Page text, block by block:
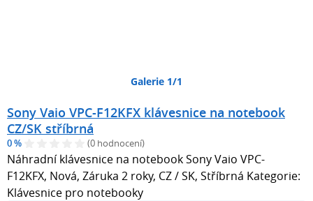
Galerie 1/1
Sony Vaio VPC-F12KFX klávesnice na notebook
CZ/SK stříbrná
0 % (0 hodnocení)
Náhradní klávesnice na notebook Sony Vaio VPC-
F12KFX, Nová, Záruka 2 roky, CZ / SK, Stříbrná Kategorie:
Klávesnice pro notebooky